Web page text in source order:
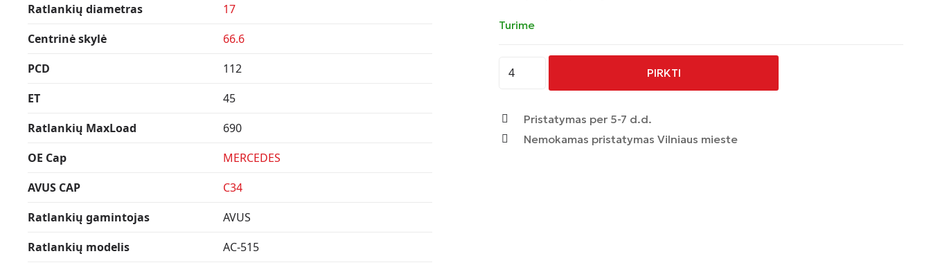
Ratlankių diametras
17
Centrinė skylė
66.6
PCD
112
ET
45
Ratlankių MaxLoad
690
OE Cap
MERCEDES
AVUS CAP
C34
Ratlankių gamintojas
AVUS
Ratlankių modelis
AC-515
Turime
kiekis:
AC-
515
PIRKTI
Pristatymas per 5-7 d.d.
Nemokamas pristatymas Vilniaus mieste